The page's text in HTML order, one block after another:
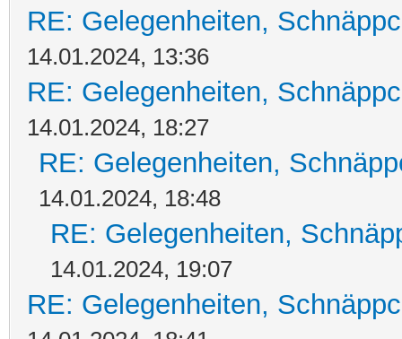
RE: Gelegenheiten,
14.01.2024, 13:36
RE: Gelegenheiten,
14.01.2024, 18:27
RE: Gelegenheiten,
14.01.2024, 18:48
RE: Gelegenheiten,
14.01.2024, 19:07
RE: Gelegenheiten,